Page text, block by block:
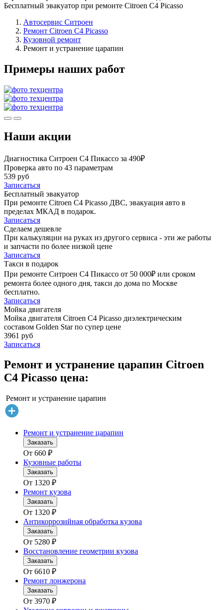
Бесплатный эвакуатор при ремонте Citroen C4 Picasso
Автосервис Ситроен
Ремонт Citroen C4 Picasso
Кузовной ремонт
Ремонт и устранение царапин
Примеры наших работ
Наши акции
Диагностика Ситроен С4 Пикассо за 490₽
Проверка авто по 43 параметрам
539 руб
Записаться
Бесплатный эвакуатор
При ремонте Citroen C4 Picasso ДВС, эвакуация авто в
пределах МКАД в подарок.
Записаться
Сделаем дешевле
При калькуляции на руках из другого сервиса - эти же работы
и запчасти по более низкой цене
Записаться
Такси в подарок
При ремонте Ситроен С4 Пикассо от 50 000₽ или сроком
ремонта более одного дня, такси до дома по Москве
бесплатно.
Записаться
Мойка двигателя
Мойка двигателя Citroen C4 Picasso диэлектрическим
составом Golden Star по супер цене
3961 руб
Записаться
Ремонт и устранение царапин Citroen
C4 Picasso цена:
Ремонт и устранение царапин
Ремонт и устранение царапин
Заказать
От 660 ₽
Кузовные работы
Заказать
От 1320 ₽
Ремонт кузова
Заказать
От 1320 ₽
Антикоррозийная обработка кузова
Заказать
От 5280 ₽
Восстановление геометрии кузова
Заказать
От 6610 ₽
Ремонт лонжерона
Заказать
От 3970 ₽